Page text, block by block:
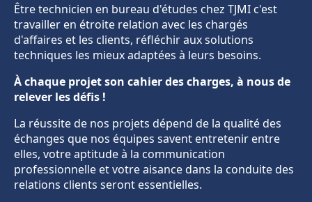
Être technicien en bureau d'études chez TJMI c'est
travailler en étroite relation avec les chargés
d'affaires et les clients, réfléchir aux solutions
techniques les mieux adaptées à leurs besoins.
À chaque projet son cahier des charges, à nous de
relever les défis !
La réussite de nos projets dépend de la qualité des
échanges que nos équipes savent entretenir entre
elles, votre aptitude à la communication
professionnelle et votre aisance dans la conduite des
relations clients seront essentielles.